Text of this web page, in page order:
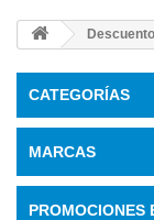
CATEGORÍAS
MARCAS
PROMOCIONES